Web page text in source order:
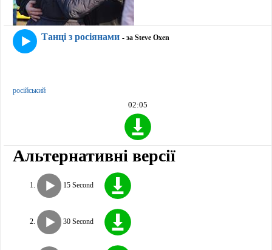
Танці з росіянами - за Steve Oxen
російський
02:05
Альтернативні версії
15 Second
30 Second